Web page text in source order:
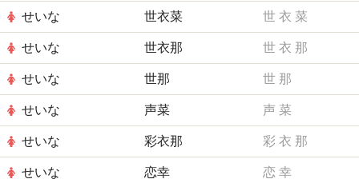
せいな 世衣菜 世 衣 菜
せいな 世衣那 世 衣 那
せいな 世那 世 那
せいな 声菜 声 菜
せいな 彩衣那 彩 衣 那
せいな 恋幸 恋 幸